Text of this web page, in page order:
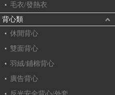
毛衣/發熱衣
背心類
休閒背心
雙面背心
羽絨/鋪棉背心
廣告背心